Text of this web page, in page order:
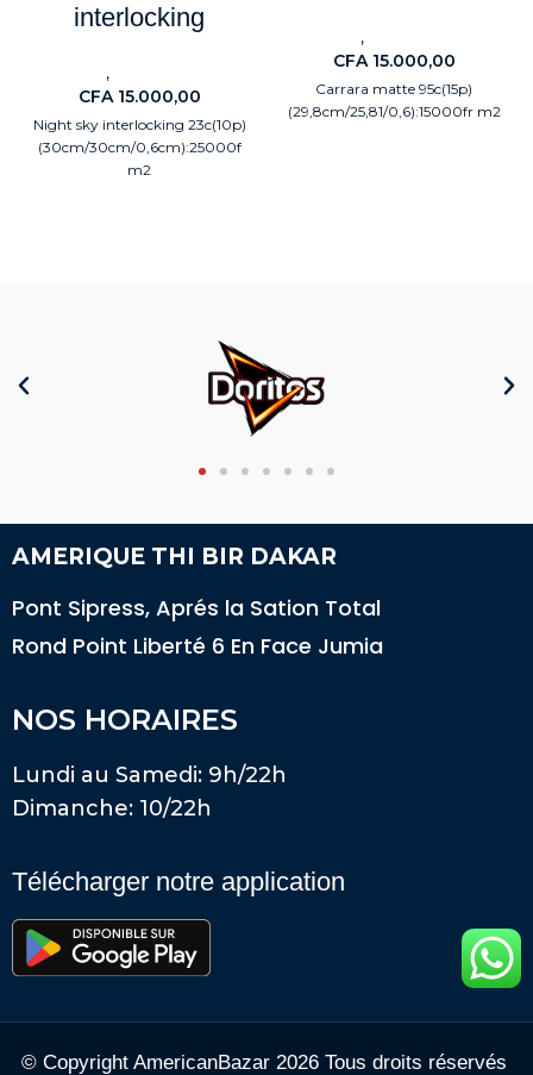
interlocking
,
CFA15.000,00
Night sky interlocking 23c(10p)
(30cm/30cm/0,6cm):25000f
m2
,
CFA15.000,00
Carrara matte 95c(15p)
(29,8cm/25,81/0,6):15000fr m2
AMERIQUE THI BIR DAKAR
Pont Sipress, Aprés la Sation Total
Rond Point Liberté 6 En Face Jumia
NOS HORAIRES
Lundi au Samedi: 9h/22h
Dimanche: 10/22h
Télécharger notre application
© Copyright AmericanBazar 2026 Tous droits réservés